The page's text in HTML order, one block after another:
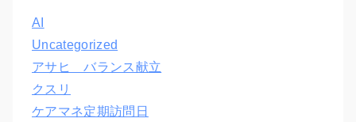
AI
Uncategorized
アサヒ バランス献立
クスリ
ケアマネ定期訪問日